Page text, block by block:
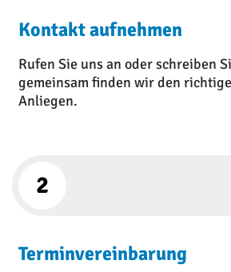
Kontakt aufnehmen
Rufen Sie uns an oder schreiben
gemeinsam finden wir den
Anliegen.
2
Terminvereinbarung